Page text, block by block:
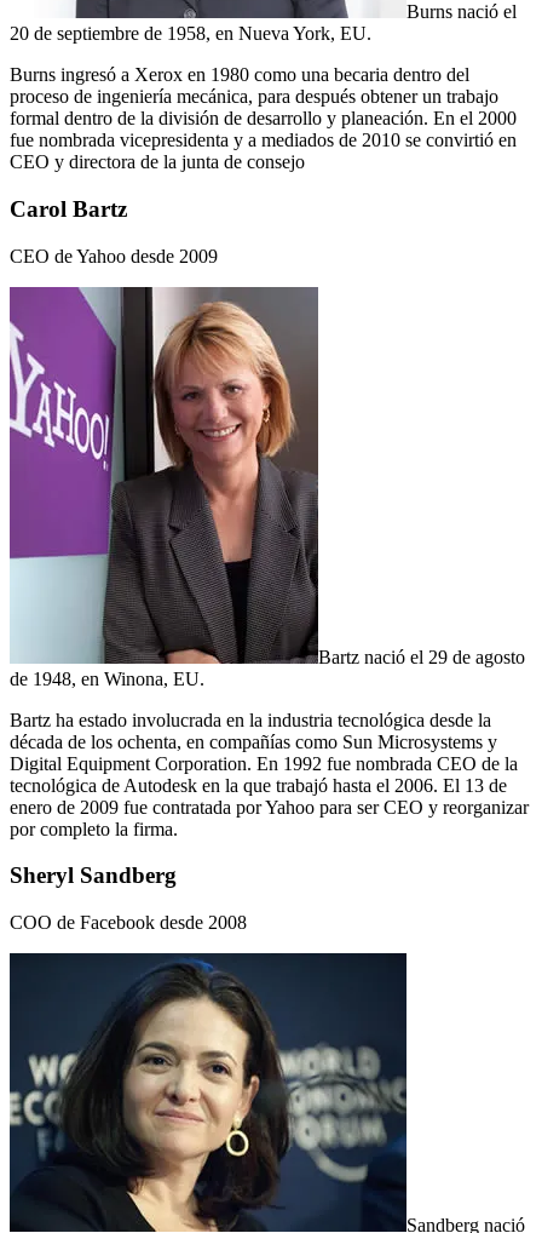
Burns nació el
20 de septiembre de 1958, en Nueva York, EU.
Burns ingresó a Xerox en 1980 como una becaria dentro del
proceso de ingeniería mecánica, para después obtener un trabajo
formal dentro de la división de desarrollo y planeación. En el 2000
fue nombrada vicepresidenta y a mediados de 2010 se convirtió en
CEO y directora de la junta de consejo
Carol Bartz
CEO de Yahoo desde 2009
Bartz nació el 29 de agosto
de 1948, en Winona, EU.
Bartz ha estado involucrada en la industria tecnológica desde la
década de los ochenta, en compañías como Sun Microsystems y
Digital Equipment Corporation. En 1992 fue nombrada CEO de la
tecnológica de Autodesk en la que trabajó hasta el 2006. El 13 de
enero de 2009 fue contratada por Yahoo para ser CEO y reorganizar
por completo la firma.
Sheryl Sandberg
COO de Facebook desde 2008
Sandberg nació